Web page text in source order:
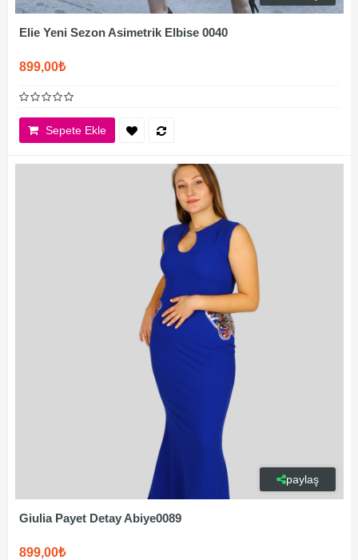
Elie Yeni Sezon Asimetrik Elbise 0040
899,00₺
Sepete Ekle
paylaş
Giulia Payet Detay Abiye0089
899,00₺